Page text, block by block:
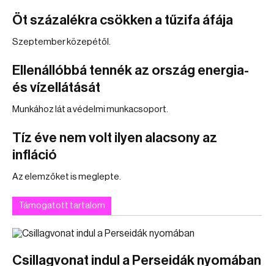
Öt százalékra csökken a tűzifa áfája
Szeptember közepétől.
Ellenállóbbá tennék az ország energia-
és vízellátását
Munkához lát a védelmi munkacsoport.
Tíz éve nem volt ilyen alacsony az
infláció
Az elemzőket is meglepte.
Támogatott tartalom
Csillagvonat indul a Perseidák nyomában